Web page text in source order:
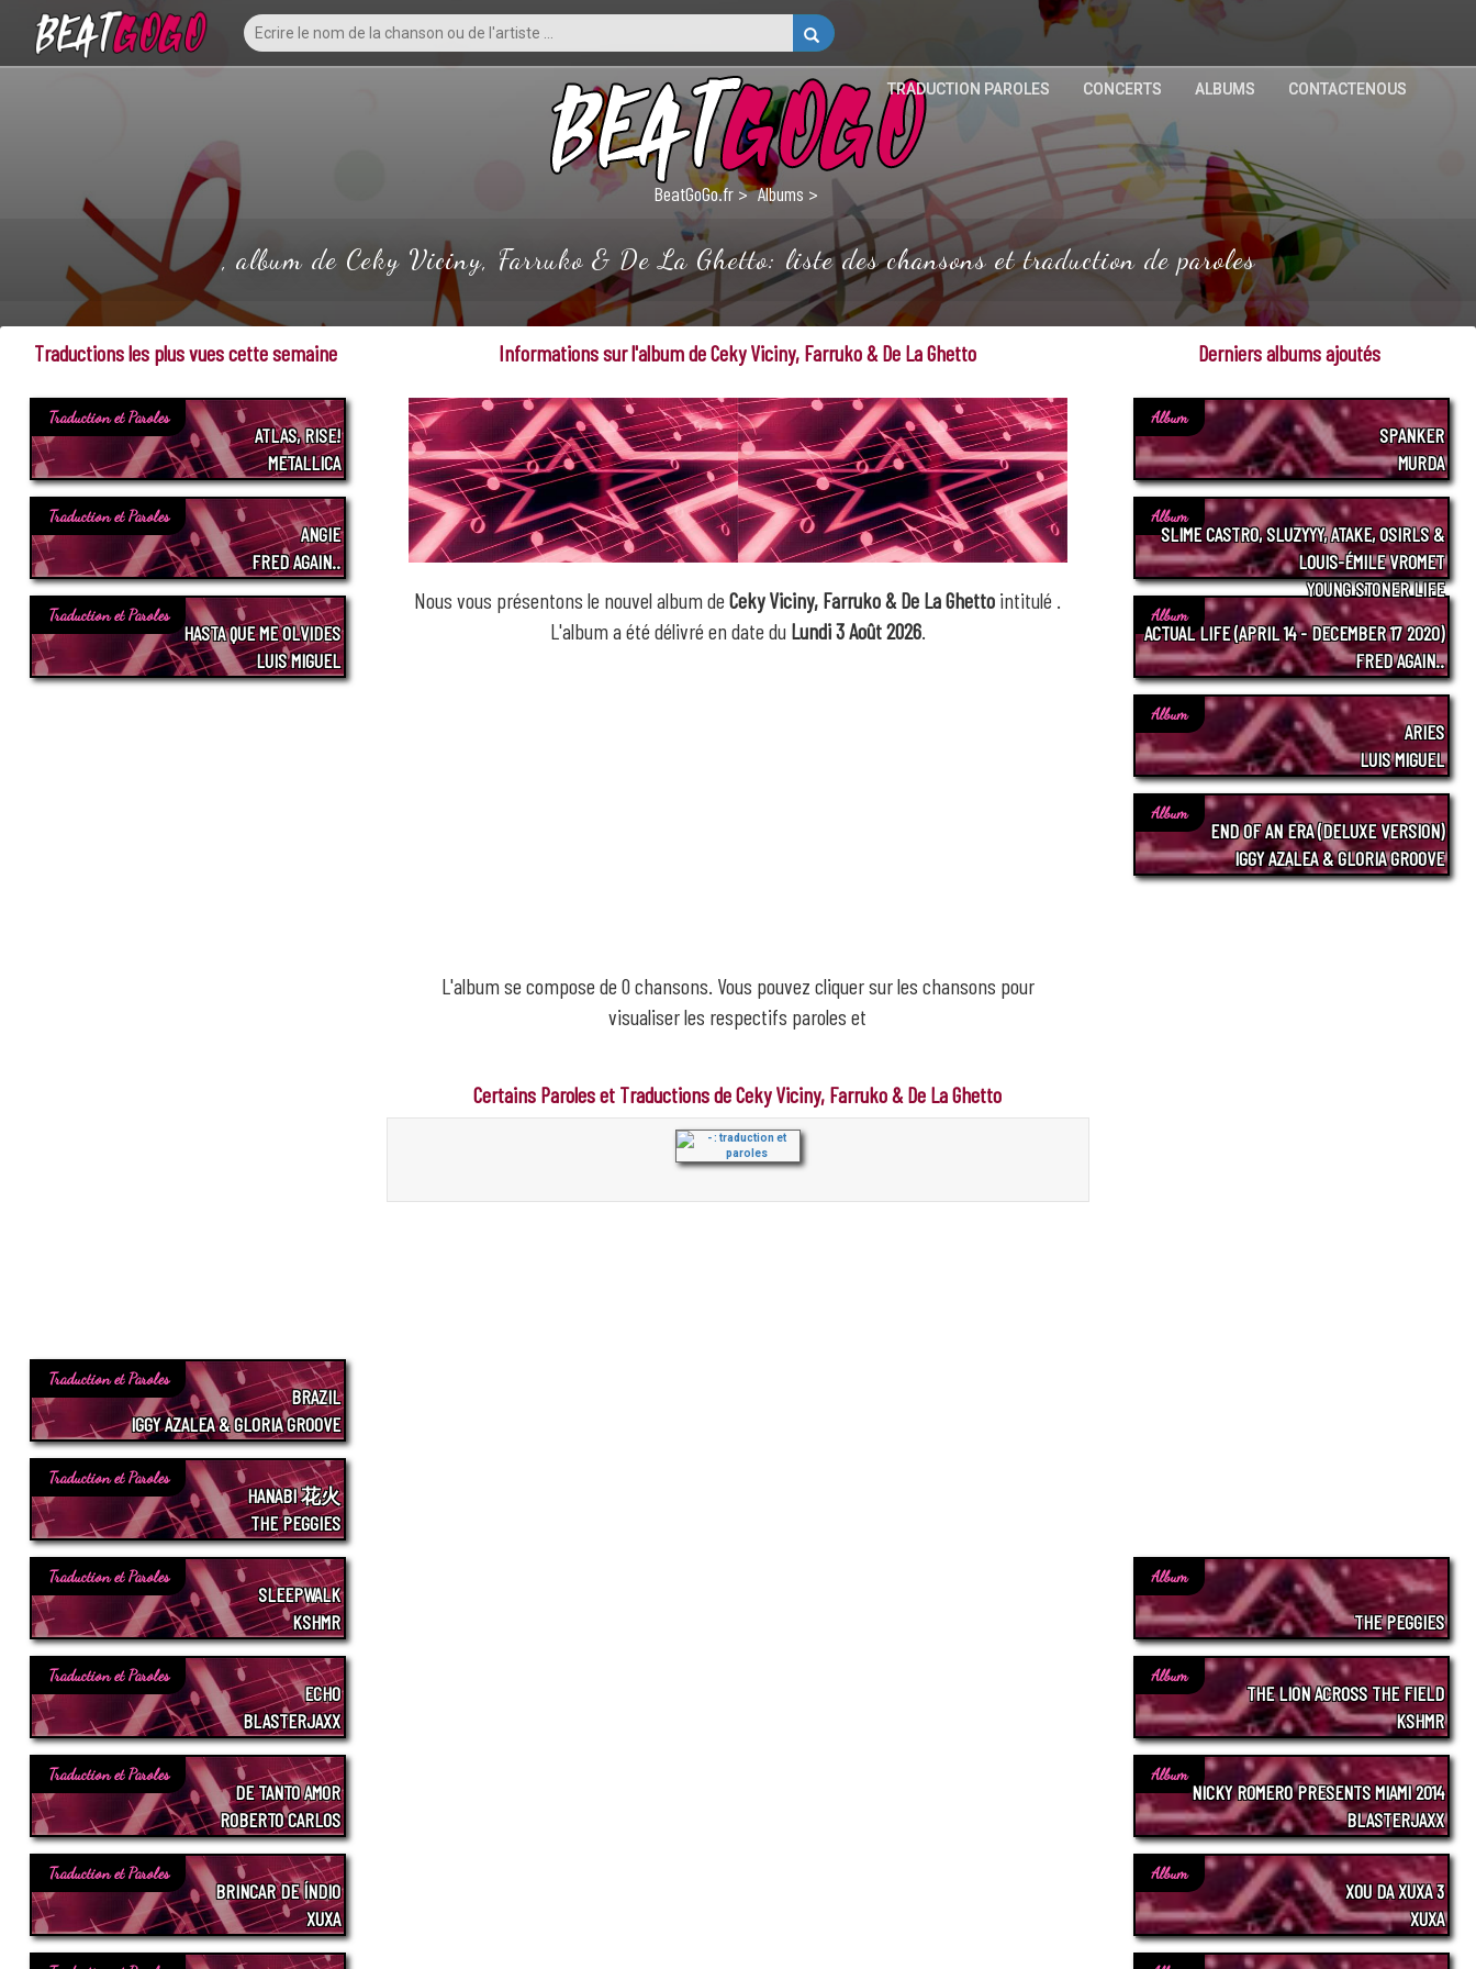
TRADUCTION PAROLES CONCERTS ALBUMS CONTACTENOUS
BeatGoGo.fr Albums
, album de Ceky Viciny, Farruko & De La Ghetto: liste des chansons et traduction de paroles
Informations sur l'album de Ceky Viciny, Farruko & De La Ghetto
Nous vous présentons le nouvel album deCeky Viciny, Farruko & De La Ghetto intitulé .
L'album a été délivré en date du Lundi 3 Août 2026.
L'album se compose de 0 chansons. Vous pouvez cliquer sur les chansons pour
visualiser les respectifs paroles et
Certains Paroles et Traductions de Ceky Viciny, Farruko & De La Ghetto
Traductions les plus vues cette semaine
Traduction et Paroles
ATLAS, RISE!
METALLICA
Traduction et Paroles
ANGIE
FRED AGAIN..
Traduction et Paroles
HASTA QUE ME OLVIDES
LUIS MIGUEL
Traduction et Paroles
BRAZIL
IGGY AZALEA & GLORIA GROOVE
Traduction et Paroles
HANABI 花火
THE PEGGIES
Traduction et Paroles
SLEEPWALK
KSHMR
Traduction et Paroles
ECHO
BLASTERJAXX
Traduction et Paroles
DE TANTO AMOR
ROBERTO CARLOS
Traduction et Paroles
BRINCAR DE ÍNDIO
XUXA
Derniers albums ajoutés
Album
SPANKER
MURDA
Album
SLIME CASTRO, SLUZYYY, ATAKE, OSIRLS &
LOUIS-ÉMILE VROMET
YOUNG STONER LIFE
Album
ACTUAL LIFE (APRIL 14 - DECEMBER 17 2020)
FRED AGAIN..
Album
ARIES
LUIS MIGUEL
Album
END OF AN ERA (DELUXE VERSION)
IGGY AZALEA & GLORIA GROOVE
Album
THE PEGGIES
Album
THE LION ACROSS THE FIELD
KSHMR
Album
NICKY ROMERO PRESENTS MIAMI 2014
BLASTERJAXX
Album
XOU DA XUXA 3
XUXA